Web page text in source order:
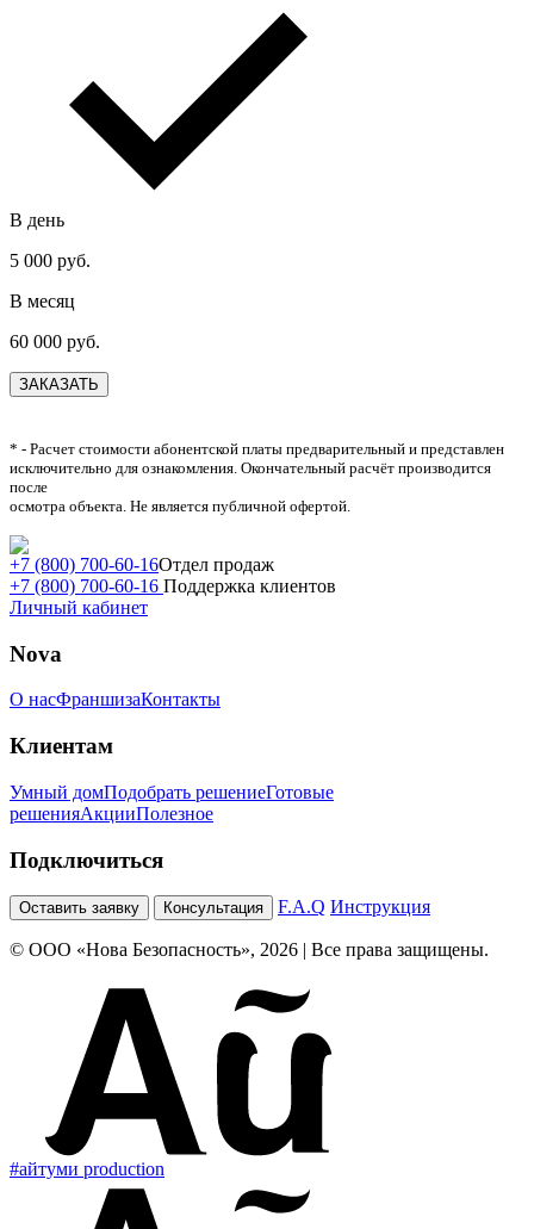
В день
5 000 руб.
В месяц
60 000 руб.
ЗАКАЗАТЬ
* - Расчет стоимости абонентской платы предварительный и представлен
исключительно для ознакомления. Окончательный расчёт производится
после
осмотра объекта. Не является публичной офертой.
+7 (800) 700-60-16Отдел продаж
+7 (800) 700-60-16 Поддержка клиентов
Личный кабинет
Nova
О насФраншизаКонтакты
Клиентам
Умный домПодобрать решениеГотовые
решенияАкцииПолезное
Подключиться
Оставить заявку Консультация F.A.Q Инструкция
© ООО «Нова Безопасность», 2026 | Все права защищены.
#айтуми production